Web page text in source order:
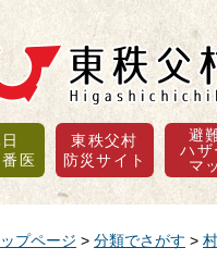
番医
東秩父村
防災サイト
避
ハザ
マ
ップページ > 分類でさがす >